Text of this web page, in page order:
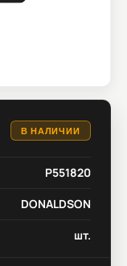
В НАЛИЧИИ
P551820
DONALDSON
шт.